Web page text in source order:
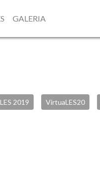
GALERIA
LES 2019 VirtuaLES20